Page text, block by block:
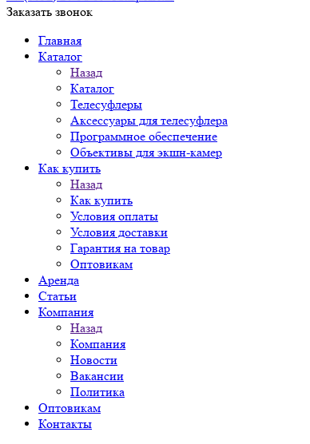
Заказать звонок
Главная
Каталог
Назад
Каталог
Телесуфлеры
Аксессуары для телесуфлера
Программное обеспечение
Объективы для экшн-камер
Как купить
Назад
Как купить
Условия оплаты
Условия доставки
Гарантия на товар
Оптовикам
Аренда
Статьи
Компания
Назад
Компания
Новости
Вакансии
Политика
Оптовикам
Контакты